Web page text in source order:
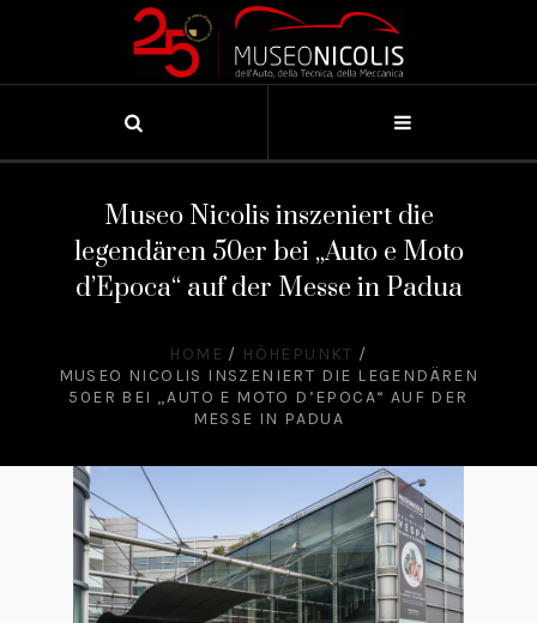
Museo Nicolis inszeniert die
legendären 50er bei „Auto e Moto
d’Epoca“ auf der Messe in Padua
HOME / HÖHEPUNKT /
MUSEO NICOLIS INSZENIERT DIE LEGENDÄREN
50ER BEI „AUTO E MOTO D’EPOCA“ AUF DER
MESSE IN PADUA